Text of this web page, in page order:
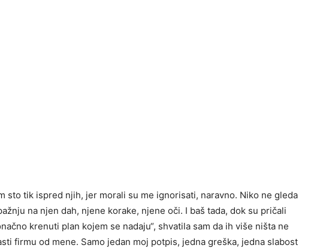
sto tik ispred njih, jer morali su me ignorisati, naravno. Niko ne gleda
na njen dah, njene korake, njene oči. I baš tada, dok su pričali
krenuti plan kojem se nadaju“, shvatila sam da ih više ništa ne
firmu od mene. Samo jedan moj potpis, jedna greška, jedna slabost